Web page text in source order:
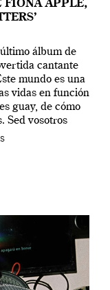
FIONA APPLE,
álbum de
cantante
mundo es una
vidas en función
guay, de cómo
Sed vosotros